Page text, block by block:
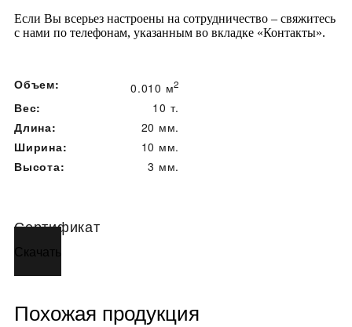
Если Вы всерьез настроены на сотрудничество – свяжитесь
с нами по телефонам, указанным во вкладке «Контакты».
Объем: 0.010 м2
Вес:
10 т.
Длина:
20 мм.
Ширина:
10 мм.
Высота:
3 мм.
Сертификат
Скачать
Похожая продукция